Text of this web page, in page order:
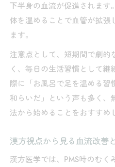
下半身の血流が促進されます
体を温めることで血管が拡張
ます。
注意点として、短期間で劇的
く、毎日の生活習慣として
際に「お風呂で足を温める習
和らいだ」という声も多く、
法から始めることをおすすめ
漢方視点から見る血流改善
漢方医学では、PMS時のむく